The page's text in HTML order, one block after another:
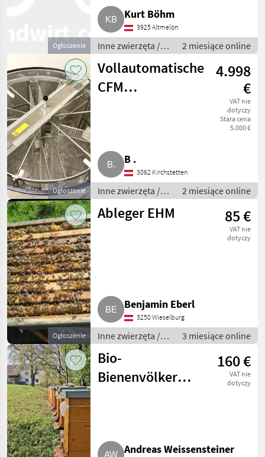
Ogłoszenie
Kurt Böhm
3925 Altmelon
Inne zwierzęta /
Pszczoły i
pszczelarstwo
2 miesiące online
Ogłoszenie
Vollautomatische
CFM
4.998
€
VAT nie
dotyczy
Stara cena
5.000 €
B .
3062 Kirchstetten
Inne zwierzęta /
Pszczoły i
pszczelarstwo
2 miesiące online
Ogłoszenie
Ableger EHM 85 €
VAT nie
dotyczy
Benjamin Eberl
3250 Wieselburg
Inne zwierzęta /
Pszczoły i
pszczelarstwo
3 miesiące online
Bio-
Bienenvölker
160 €
VAT nie
dotyczy
Andreas Weissensteiner